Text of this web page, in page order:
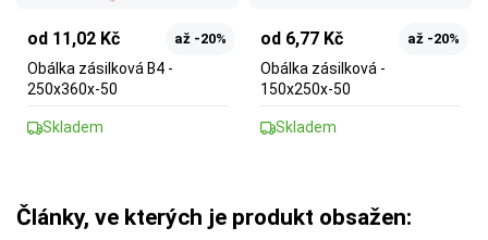
od 11,02 Kč až -20%
Obálka zásilková B4 -
250x360x-50
Skladem
od 6,77 Kč až -20%
Obálka zásilková -
150x250x-50
Skladem
Články, ve kterých je produkt obsažen: